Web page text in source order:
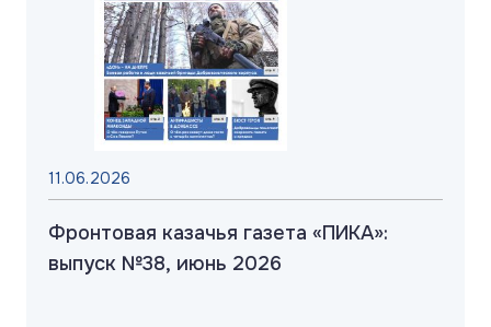
11.06.2026
Фронтовая казачья газета «ПИКА»:
выпуск №38, июнь 2026